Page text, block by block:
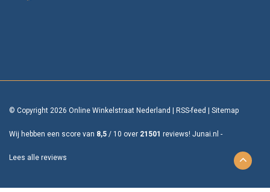
© Copyright 2026 Online Winkelstraat Nederland RSS-feed Sitemap
Wij hebben een score van 8,5 / 10 over 21501 reviews! Junai.nl -
Lees alle reviews